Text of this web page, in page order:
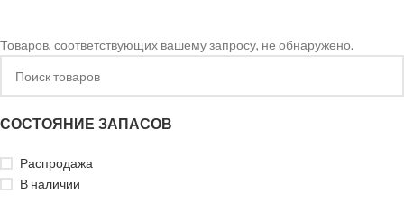
СОСТОЯНИЕ ЗАПАСОВ
Распродажа
В наличии
Товаров, соответствующих вашему запросу, не обнаружено.